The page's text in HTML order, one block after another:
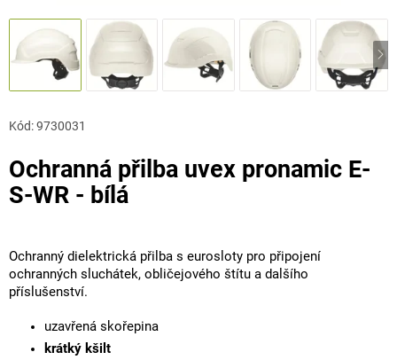
Ochranná přilba uvex pronamic E-
S-WR - bílá
Kód:9730031
Ochranný dielektrická přilba s eurosloty pro připojení
ochranných sluchátek, obličejového štítu a dalšího
příslušenství.
uzavřená skořepina
krátký kšilt